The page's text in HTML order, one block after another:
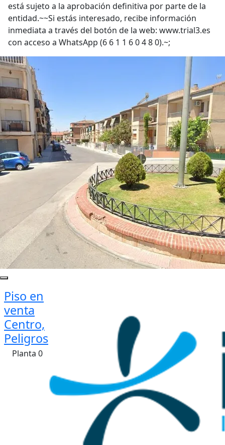
está sujeto a la aprobación definitiva por parte de la
entidad.~~Si estás interesado, recibe información
inmediata a través del botón de la web: www.trial3.es
con acceso a WhatsApp (6 6 1 1 6 0 4 8 0).~;
Piso en
venta
Centro,
Peligros
Planta 0